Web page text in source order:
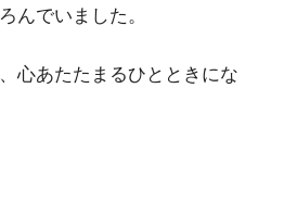
んでいました。
心あたたまるひとときにな